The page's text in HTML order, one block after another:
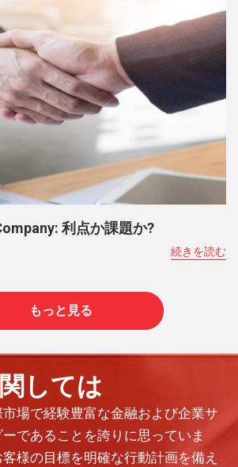
利点か課題か?
続きを読む
もっと見る
しては
場で経験豊富な金融および企業サ
であることを誇りに思っていま
様の目標を明確な行動計画を備え